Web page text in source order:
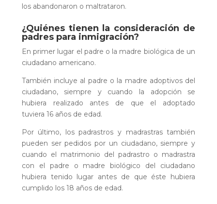
los abandonaron o maltrataron.
¿Quiénes tienen la consideración de
padres para inmigración?
En primer lugar el padre o la madre biológica de un
ciudadano americano.
También incluye al padre o la madre adoptivos del
ciudadano, siempre y cuando la adopción se
hubiera realizado antes de que el adoptado
tuviera 16 años de edad.
Por último, los padrastros y madrastras también
pueden ser pedidos por un ciudadano, siempre y
cuando el matrimonio del padrastro o madrastra
con el padre o madre biológico del ciudadano
hubiera tenido lugar antes de que éste hubiera
cumplido los 18 años de edad.